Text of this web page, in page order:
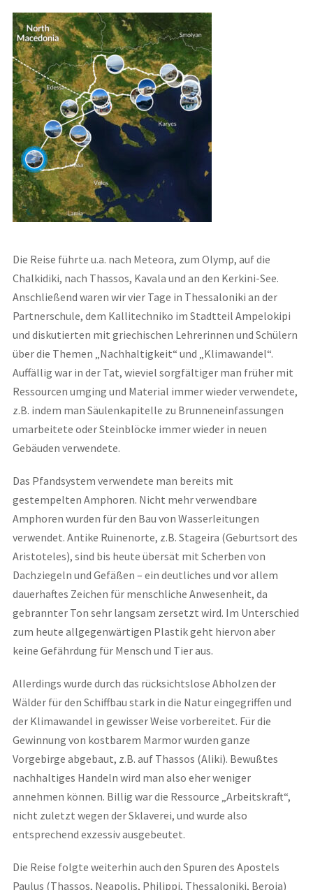
Die Reise führte u.a. nach Meteora, zum Olymp, auf die
Chalkidiki, nach Thassos, Kavala und an den Kerkini-See.
Anschließend waren wir vier Tage in Thessaloniki an der
Partnerschule, dem Kallitechniko im Stadtteil Ampelokipi
und diskutierten mit griechischen Lehrerinnen und Schülern
über die Themen „Nachhaltigkeit“ und „Klimawandel“.
Auffällig war in der Tat, wieviel sorgfältiger man früher mit
Ressourcen umging und Material immer wieder verwendete,
z.B. indem man Säulenkapitelle zu Brunneneinfassungen
umarbeitete oder Steinblöcke immer wieder in neuen
Gebäuden verwendete.
Das Pfandsystem verwendete man bereits mit
gestempelten Amphoren. Nicht mehr verwendbare
Amphoren wurden für den Bau von Wasserleitungen
verwendet. Antike Ruinenorte, z.B. Stageira (Geburtsort des
Aristoteles), sind bis heute übersät mit Scherben von
Dachziegeln und Gefäßen – ein deutliches und vor allem
dauerhaftes Zeichen für menschliche Anwesenheit, da
gebrannter Ton sehr langsam zersetzt wird. Im Unterschied
zum heute allgegenwärtigen Plastik geht hiervon aber
keine Gefährdung für Mensch und Tier aus.
Allerdings wurde durch das rücksichtslose Abholzen der
Wälder für den Schiffbau stark in die Natur eingegriffen und
der Klimawandel in gewisser Weise vorbereitet. Für die
Gewinnung von kostbarem Marmor wurden ganze
Vorgebirge abgebaut, z.B. auf Thassos (Aliki). Bewußtes
nachhaltiges Handeln wird man also eher weniger
annehmen können. Billig war die Ressource „Arbeitskraft“,
nicht zuletzt wegen der Sklaverei, und wurde also
entsprechend exzessiv ausgebeutet.
Die Reise folgte weiterhin auch den Spuren des Apostels
Paulus (Thassos, Neapolis, Philippi, Thessaloniki, Beroia)